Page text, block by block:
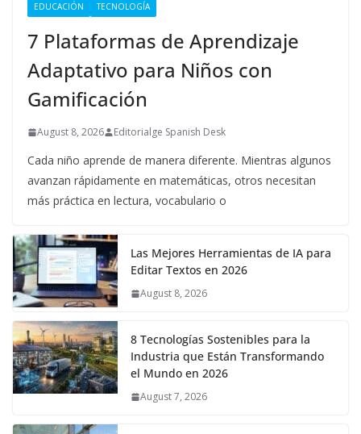
EDUCACIÓN TECNOLOGÍA
7 Plataformas de Aprendizaje
Adaptativo para Niños con
Gamificación
August 8, 2026 Editorialge Spanish Desk
Cada niño aprende de manera diferente. Mientras algunos
avanzan rápidamente en matemáticas, otros necesitan
más práctica en lectura, vocabulario o
Las Mejores Herramientas de IA para
Editar Textos en 2026
August 8, 2026
8 Tecnologías Sostenibles para la
Industria que Están Transformando
el Mundo en 2026
August 7, 2026